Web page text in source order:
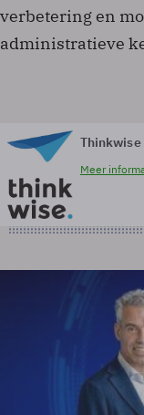
verbetering en
administratieve
Thinkwise
Meer